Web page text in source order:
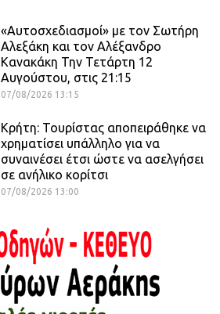
«Αυτοσχεδιασμοί» με τον Σωτήρη
Αλεξάκη και τον Αλέξανδρο
Κανακάκη Την Τετάρτη 12
Αυγούστου, στις 21:15
07/08/2026 13:15
Κρήτη: Τουρίστας αποπειράθηκε να
χρηματίσει υπάλληλο για να
συναινέσει έτσι ώστε να ασελγήσει
σε ανήλικο κορίτσι
07/08/2026 13:00